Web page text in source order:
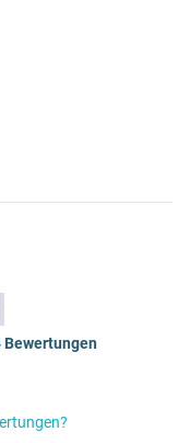
Bewertungen